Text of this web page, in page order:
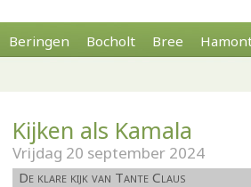
Beringen Bocholt Bree
Kijken als Kamala
Vrijdag 20 september 2024
De klare kijk van Tante Claus